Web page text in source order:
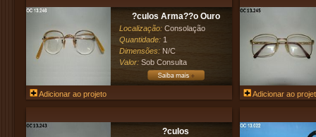
?culos Arma??o Ouro
Localização: Consolação
Quantidade: 1
Dimensões: N/C
Valor: Sob Consulta
Adicionar ao projeto Adicionar ao
?culos